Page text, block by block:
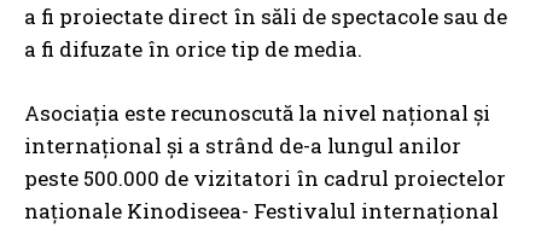
a fi proiectate direct în săli de spectacole sau de
a fi difuzate în orice tip de media.
Asociația este recunoscută la nivel național și
internațional și a strând de-a lungul anilor
peste 500.000 de vizitatori în cadrul proiectelor
naționale Kinodiseea- Festivalul internațional